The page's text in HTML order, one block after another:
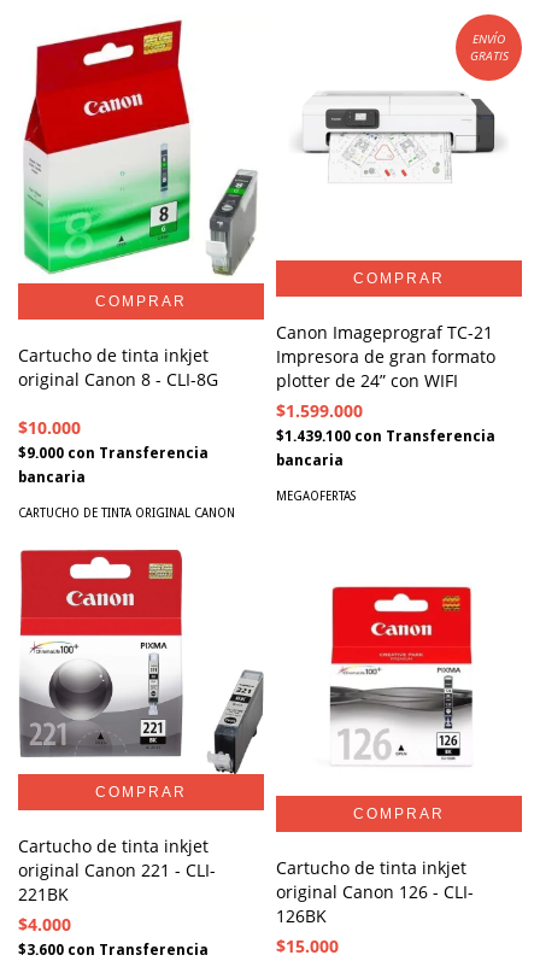
Cartucho de tinta inkjet
original Canon 8 - CLI-8G
$10.000
$9.000 con Transferencia
bancaria
CARTUCHO DE TINTA ORIGINAL CANON
ENVÍO
GRATIS
Canon Imageprograf TC-21
Impresora de gran formato
plotter de 24” con WIFI
$1.599.000
$1.439.100 con Transferencia
bancaria
MEGAOFERTAS
Cartucho de tinta inkjet
original Canon 221 - CLI-
221BK
$4.000
$3.600 con Transferencia
Cartucho de tinta inkjet
original Canon 126 - CLI-
126BK
$15.000